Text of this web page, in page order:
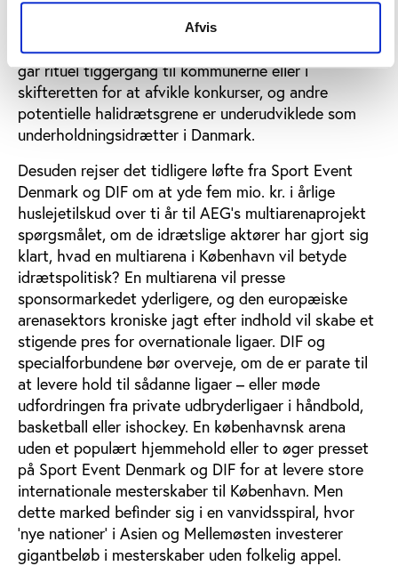
Afvis
aldrig at få københavnerne til at interessere sig for
den håndboldsport, der kunne udgøre rygraden i en
multiarena. Hovedstadsområdets ishockeyklubber
går rituel tiggergang til kommunerne eller i
skifteretten for at afvikle konkurser, og andre
potentielle halidrætsgrene er underudviklede som
underholdningsidrætter i Danmark.
Desuden rejser det tidligere løfte fra Sport Event
Denmark og DIF om at yde fem mio. kr. i årlige
huslejetilskud over ti år til AEG’s multiarenaprojekt
spørgsmålet, om de idrætslige aktører har gjort sig
klart, hvad en multiarena i København vil betyde
idrætspolitisk? En multiarena vil presse
sponsormarkedet yderligere, og den europæiske
arenasektors kroniske jagt efter indhold vil skabe et
stigende pres for overnationale ligaer. DIF og
specialforbundene bør overveje, om de er parate til
at levere hold til sådanne ligaer – eller møde
udfordringen fra private udbryderligaer i håndbold,
basketball eller ishockey. En københavnsk arena
uden et populært hjemmehold eller to øger presset
på Sport Event Denmark og DIF for at levere store
internationale mesterskaber til København. Men
dette marked befinder sig i en vanvidsspiral, hvor
‘nye nationer’ i Asien og Mellemøsten investerer
gigantbeløb i mesterskaber uden folkelig appel.